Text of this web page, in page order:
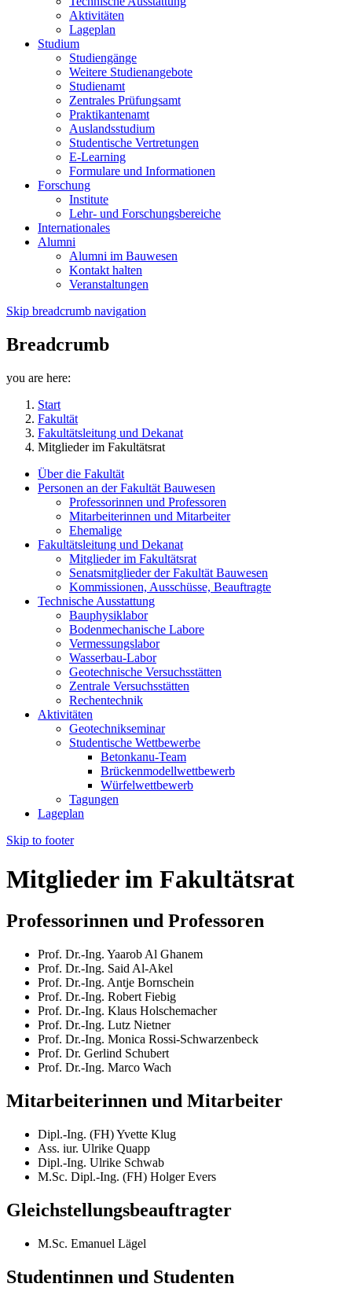
Aktivitäten
Lageplan
Studium
Studiengänge
Weitere Studienangebote
Studienamt
Zentrales Prüfungsamt
Praktikantenamt
Auslandsstudium
Studentische Vertretungen
E-Learning
Formulare und Informationen
Forschung
Institute
Lehr- und Forschungsbereiche
Internationales
Alumni
Alumni im Bauwesen
Kontakt halten
Veranstaltungen
Skip breadcrumb navigation
Breadcrumb
you are here:
Start
Fakultät
Fakultätsleitung und Dekanat
Mitglieder im Fakultätsrat
Über die Fakultät
Personen an der Fakultät Bauwesen
Professorinnen und Professoren
Mitarbeiterinnen und Mitarbeiter
Ehemalige
Fakultätsleitung und Dekanat
Mitglieder im Fakultätsrat
Senatsmitglieder der Fakultät Bauwesen
Kommissionen, Ausschüsse, Beauftragte
Technische Ausstattung
Bauphysiklabor
Bodenmechanische Labore
Vermessungslabor
Wasserbau-Labor
Geotechnische Versuchsstätten
Zentrale Versuchsstätten
Rechentechnik
Aktivitäten
Geotechnikseminar
Studentische Wettbewerbe
Betonkanu-Team
Brückenmodellwettbewerb
Würfelwettbewerb
Tagungen
Lageplan
Skip to footer
Mitglieder im Fakultätsrat
Professorinnen und Professoren
Prof. Dr.-Ing. Yaarob Al Ghanem
Prof. Dr.-Ing. Said Al-Akel
Prof. Dr.-Ing. Antje Bornschein
Prof. Dr.-Ing. Robert Fiebig
Prof. Dr.-Ing. Klaus Holschemacher
Prof. Dr.-Ing. Lutz Nietner
Prof. Dr.-Ing. Monica Rossi-Schwarzenbeck
Prof. Dr. Gerlind Schubert
Prof. Dr.-Ing. Marco Wach
Mitarbeiterinnen und Mitarbeiter
Dipl.-Ing. (FH) Yvette Klug
Ass. iur. Ulrike Quapp
Dipl.-Ing. Ulrike Schwab
M.Sc. Dipl.-Ing. (FH) Holger Evers
Gleichstellungsbeauftragter
M.Sc. Emanuel Lägel
Studentinnen und Studenten